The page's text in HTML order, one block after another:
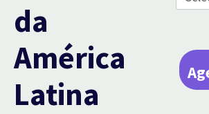
da
América
Latina